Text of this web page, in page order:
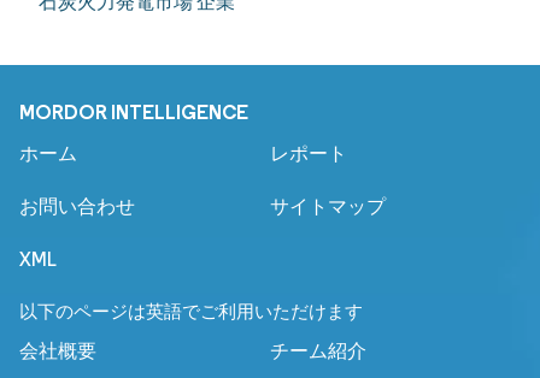
MORDOR INTELLIGENCE
ホーム レポート
お問い合わせ サイトマップ
XML
以下のページは英語でご利用いただけます
会社概要
チーム紹介